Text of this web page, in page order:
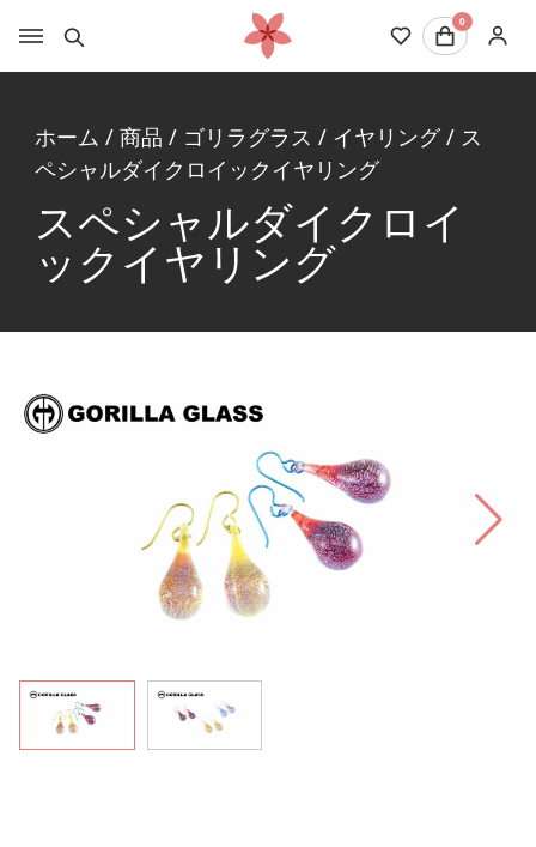
0
ホーム / 商品 / ゴリラグラス / イヤリング/ ス
ペシャルダイクロイックイヤリング
スペシャルダイクロイ
ックイヤリング